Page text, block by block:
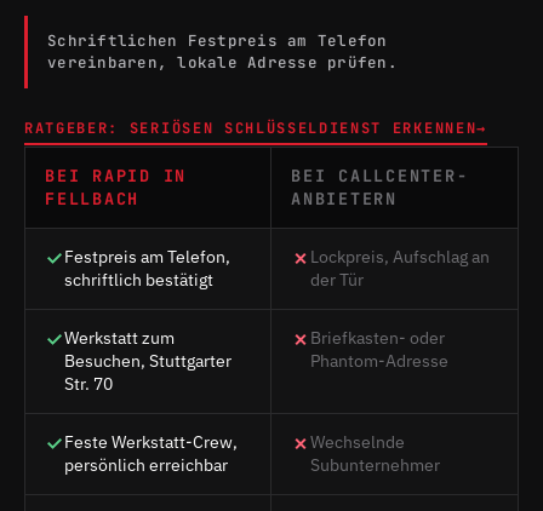
Schriftlichen Festpreis am Telefon
vereinbaren, lokale Adresse prüfen.
RATGEBER: SERIÖSEN SCHLÜSSELDIENST ERKENNEN→
BEI RAPID IN
FELLBACH
BEI CALLCENTER-
ANBIETERN
Festpreis am Telefon,
schriftlich bestätigt
Lockpreis, Aufschlag an
der Tür
Werkstatt zum
Besuchen, Stuttgarter
Str. 70
Briefkasten- oder
Phantom-Adresse
Feste Werkstatt-Crew,
persönlich erreichbar
Wechselnde
Subunternehmer